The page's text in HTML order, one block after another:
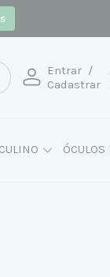
Entrar /
Cadastrar
ÓCULOS